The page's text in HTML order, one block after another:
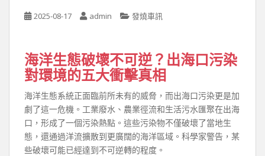
2025-08-17 admin 發燒車訊
海洋生態破壞不可逆？出海口污染
對環境的五大衝擊真相
海洋生態系統正面臨前所未有的威脅，而出海口污染更是加
劇了這一危機。工業廢水、農業徑流和生活污水匯聚在出海
口，形成了一個污染熱點。這些污染物不僅破壞了當地生
態，還通過洋流擴散到更廣闊的海洋區域。科學家警告，某
些破壞可能已經達到不可逆轉的程度。